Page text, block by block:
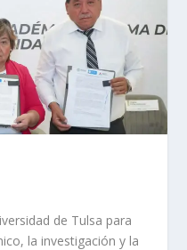
de Tulsa para
la investigación y la